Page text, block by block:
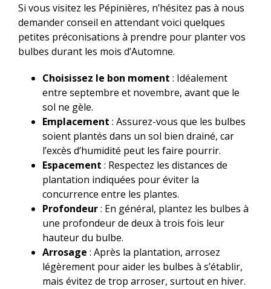
Si vous visitez les Pépinières, n’hésitez pas à nous
demander conseil en attendant voici quelques
petites préconisations à prendre pour planter vos
bulbes durant les mois d’Automne.
Choisissez le bon moment : Idéalement
entre septembre et novembre, avant que le
sol ne gèle.
Emplacement : Assurez-vous que les bulbes
soient plantés dans un sol bien drainé, car
l’excès d’humidité peut les faire pourrir.
Espacement : Respectez les distances de
plantation indiquées pour éviter la
concurrence entre les plantes.
Profondeur: En général, plantez les bulbes à
une profondeur de deux à trois fois leur
hauteur du bulbe.
Arrosage : Après la plantation, arrosez
légèrement pour aider les bulbes à s’établir,
mais évitez de trop arroser, surtout en hiver.